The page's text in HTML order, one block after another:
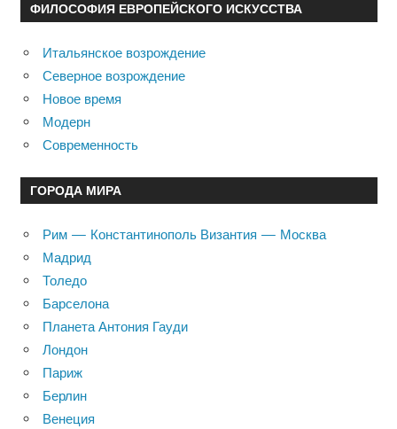
ФИЛОСОФИЯ ЕВРОПЕЙСКОГО ИСКУССТВА
Итальянское возрождение
Северное возрождение
Новое время
Модерн
Современность
ГОРОДА МИРА
Рим — Константинополь Византия — Москва
Мадрид
Толедо
Барселона
Планета Антония Гауди
Лондон
Париж
Берлин
Венеция